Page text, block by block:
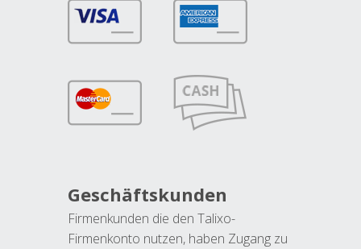
Geschäftskunden
Firmenkunden die den Talixo-
Firmenkonto nutzen, haben Zugang zu